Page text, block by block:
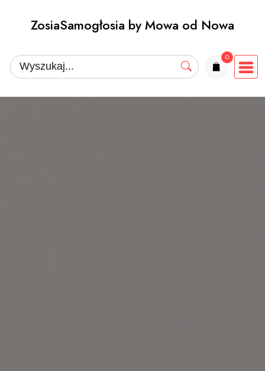
ZosiaSamogłosia by Mowa od Nowa
0
elementów